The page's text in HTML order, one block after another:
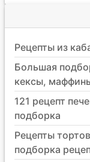
Рецепты из
Большая
кексы,
121 рецепт
подборка
Рецепты
подборка